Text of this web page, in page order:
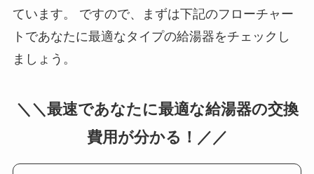
ています。 ですので、まずは下記のフローチャー
トであなたに最適なタイプの給湯器をチェックし
ましょう。
＼＼最速であなたに最適な給湯器の交換
費用が分かる！／／